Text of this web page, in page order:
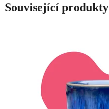
Související produkty